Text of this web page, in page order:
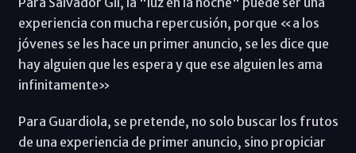
experiencia con mucha repercusión, porque «a los
jóvenes se les hace un primer anuncio, se les dice que
hay alguien que les espera y que ese alguien les ama
infinitamente»
Para Guardiola, se pretende, no solo buscar los frutos
de una experiencia de primer anuncio, sino propiciar